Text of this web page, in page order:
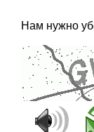
Нам нужно